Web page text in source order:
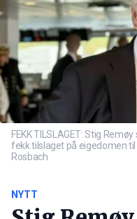
FEKK TILSLAGET: Stig
fekk tilslaget på eigedomen
Rosbach
NYTT